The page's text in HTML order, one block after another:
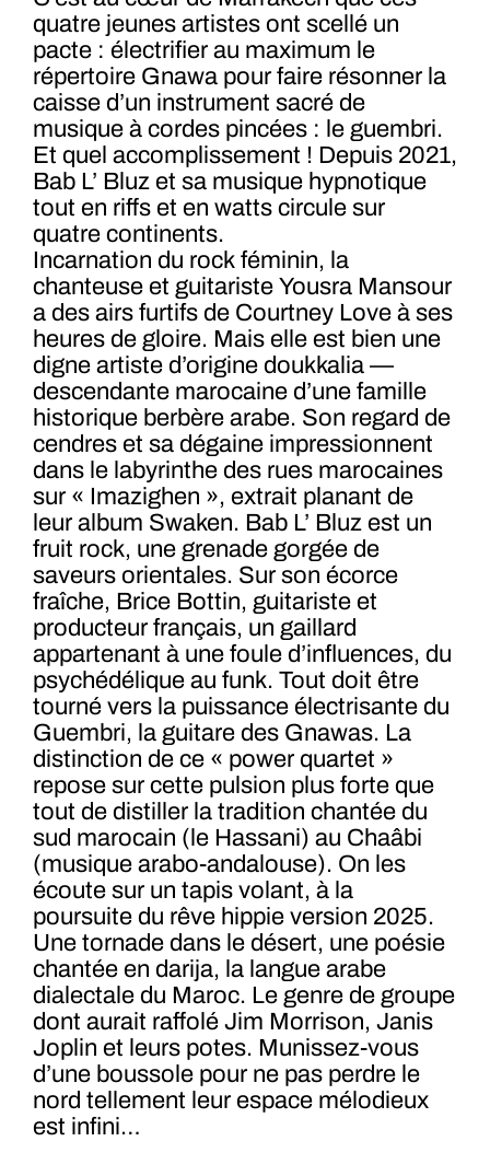
quatre jeunes artistes ont scellé un
pacte : électrifier au maximum le
répertoire Gnawa pour faire résonner la
caisse d’un instrument sacré de
musique à cordes pincées : le guembri.
Et quel accomplissement ! Depuis 2021,
Bab L’ Bluz et sa musique hypnotique
tout en riffs et en watts circule sur
quatre continents.
Incarnation du rock féminin, la
chanteuse et guitariste Yousra Mansour
a des airs furtifs de Courtney Love à ses
heures de gloire. Mais elle est bien une
digne artiste d’origine doukkalia —
descendante marocaine d’une famille
historique berbère arabe. Son regard de
cendres et sa dégaine impressionnent
dans le labyrinthe des rues marocaines
sur « Imazighen », extrait planant de
leur album Swaken. Bab L’ Bluz est un
fruit rock, une grenade gorgée de
saveurs orientales. Sur son écorce
fraîche, Brice Bottin, guitariste et
producteur français, un gaillard
appartenant à une foule d’influences, du
psychédélique au funk. Tout doit être
tourné vers la puissance électrisante du
Guembri, la guitare des Gnawas. La
distinction de ce « power quartet »
repose sur cette pulsion plus forte que
tout de distiller la tradition chantée du
sud marocain (le Hassani) au Chaâbi
(musique arabo-andalouse). On les
écoute sur un tapis volant, à la
poursuite du rêve hippie version 2025.
Une tornade dans le désert, une poésie
chantée en darija, la langue arabe
dialectale du Maroc. Le genre de groupe
dont aurait raffolé Jim Morrison, Janis
Joplin et leurs potes. Munissez-vous
d’une boussole pour ne pas perdre le
nord tellement leur espace mélodieux
est infini…